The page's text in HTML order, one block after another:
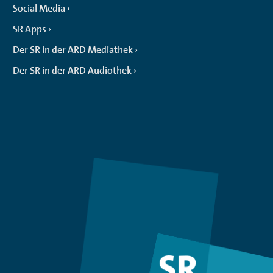
Social Media
SR Apps
Der SR in der ARD Mediathek
Der SR in der ARD Audiothek